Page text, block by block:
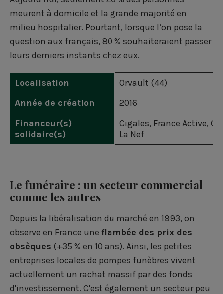
g
e
r
s
u
r
F
c
b
o
o
k
g
e
r
s
u
r
L
n
e
d
i
n
g
e
r
s
u
r
T
w
i
t
r
l
meurent à domicile et la grande majorité en
milieu hospitalier. Pourtant, lorsque l’on pose la
question aux français, 80 % souhaiteraient passer
leurs derniers instants chez eux.
Localisation
Orvault (44)
Année de création
2016
Financeur(s)
solidaire(s)
Cigales, France Active,
La Nef
Le funéraire : un secteur commercial
comme les autres
Depuis la libéralisation du marché en 1993, on
observe en France une flambée des prix des
obsèques (+35 % en 10 ans). Ainsi, les petites
entreprises locales de pompes funèbres vivent
actuellement un rachat massif par des fonds
d'investissement. C'est également un secteur peu